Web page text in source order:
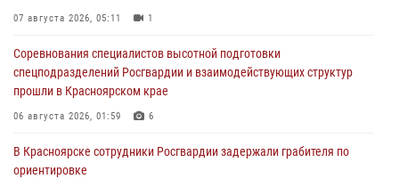
07 августа 2026, 05:11 1
Соревнования специалистов высотной подготовки
спецподразделений Росгвардии и взаимодействующих структур
прошли в Красноярском крае
06 августа 2026, 01:59 6
В Красноярске сотрудники Росгвардии задержали грабителя по
ориентировке